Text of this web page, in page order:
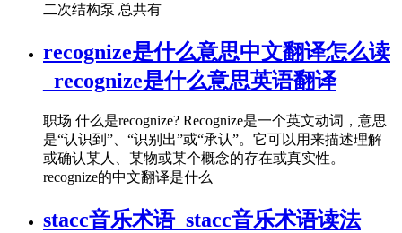
二次结构泵 总共有
recognize是什么意思中文翻译怎么读
_recognize是什么意思英语翻译
职场 什么是recognize? Recognize是一个英文动词，意思
是“认识到”、“识别出”或“承认”。它可以用来描述理解
或确认某人、某物或某个概念的存在或真实性。
recognize的中文翻译是什么
stacc音乐术语_stacc音乐术语读法